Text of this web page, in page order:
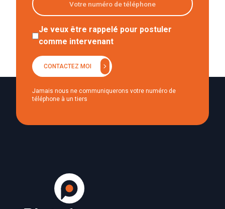
Je veux être rappelé pour postuler
comme intervenant
CONTACTEZ MOI chevron_right
Jamais nous ne communiquerons votre numéro de
téléphone à un tiers